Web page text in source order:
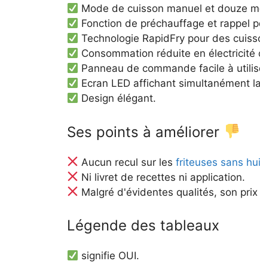
Mode de cuisson manuel et douze
Fonction de préchauffage et rappel
Technologie RapidFry pour des
Consommation réduite en
Panneau de commande facile à
Ecran LED affichant simultanément
Design élégant.
Ses points à améliorer
Aucun recul sur lesfriteuses sans
Ni livret de recettes ni application.
Malgré d'évidentes qualités, son
Légende des tableaux
signifie OUI.